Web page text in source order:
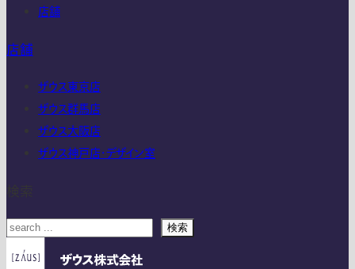
店舗
店舗
ザウス東京店
ザウス群馬店
ザウス大阪店
ザウス神戸店・デザイン室
検索